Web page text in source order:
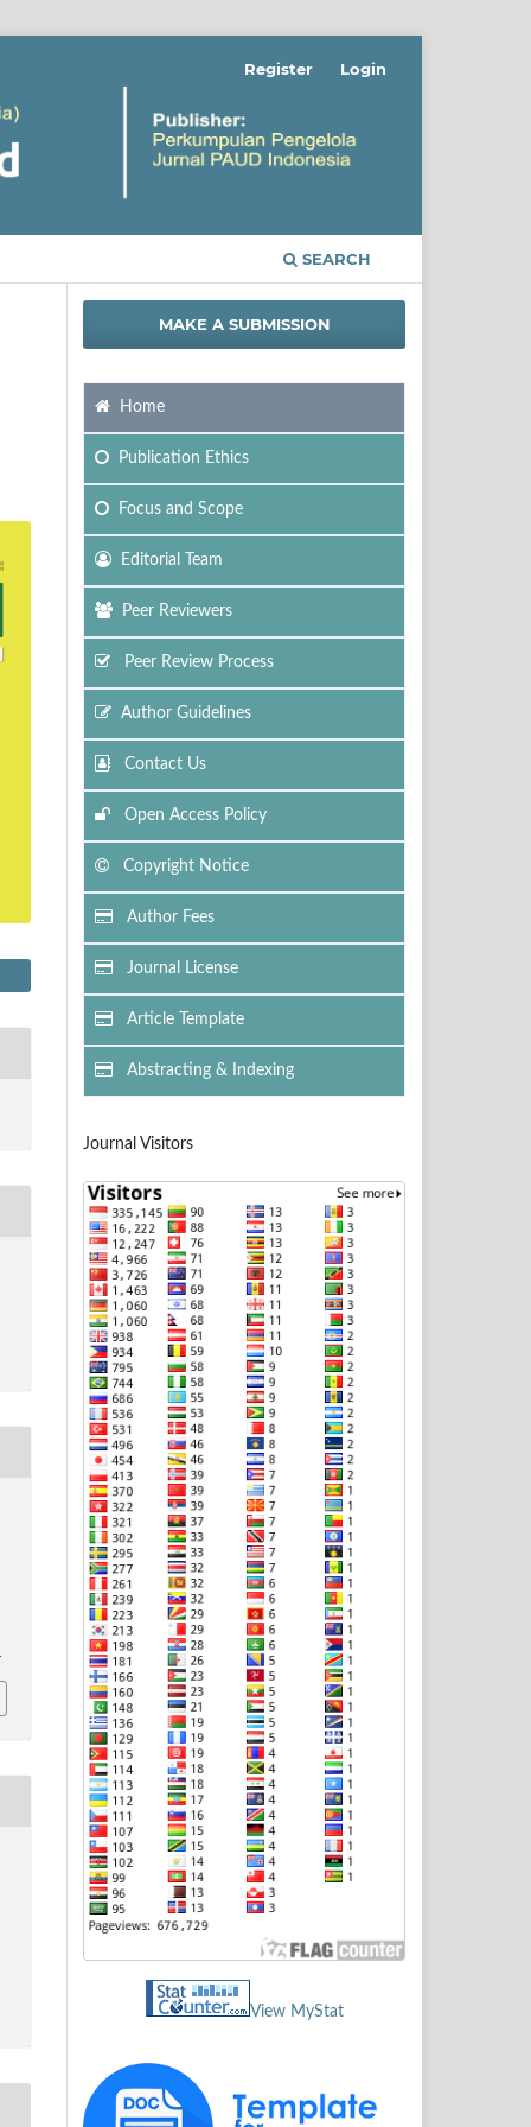
SEARCH
Register Login
MAKE A SUBMISSION
Home
Publication Ethics
Focus and Scope
Editorial Team
Peer Reviewers
Peer Review Process
Author Guidelines
Contact Us
Open Access Policy
Copyright Notice
Author Fees
Journal License
Article Template
Abstracting & Indexing
Journal Visitors
View MyStat